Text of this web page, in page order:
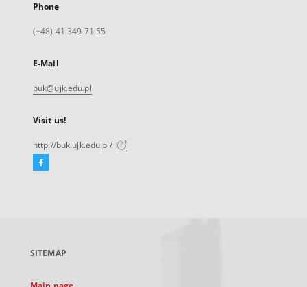
Phone
(+48) 41 349 71 55
E-Mail
buk@ujk.edu.pl
Visit us!
http://buk.ujk.edu.pl/
Facebook
new
SITEMAP